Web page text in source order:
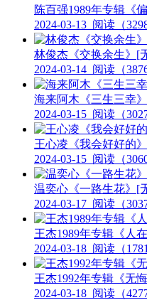
陈百强1989年专辑《
2024-03-13 阅读（3298
林俊杰《交换余生》[
2024-03-14 阅读（3876
海来阿木《三生三幸
2024-03-15 阅读（3027
王心凌《我会好好的
2024-03-15 阅读（3060
温奕心《一路生花》[
2024-03-17 阅读（3037
王杰1989年专辑《人
2024-03-18 阅读（1781
王杰1992年专辑《无
2024-03-18 阅读（4277